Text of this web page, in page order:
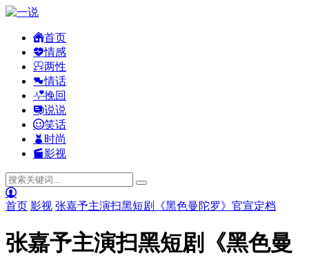
首页
情感
两性
情话
挽回
说说
笑话
时尚
影视
首页 影视 张嘉予主演扫黑短剧《黑色曼陀罗》官宣定档
张嘉予主演扫黑短剧《黑色曼